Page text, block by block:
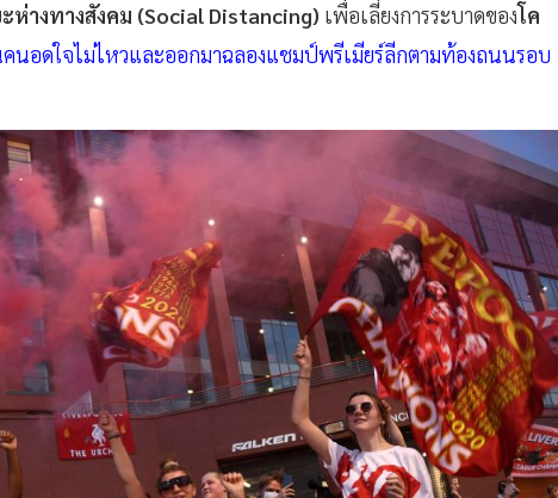
ห่างทางสังคม (Social Distancing) เพื่อเลี่ยงการระบาดของโค
อดใจไม่ไหวและออกมาฉลองแชมป์พรีเมียร์ลีกตามท้องถนนรอบ